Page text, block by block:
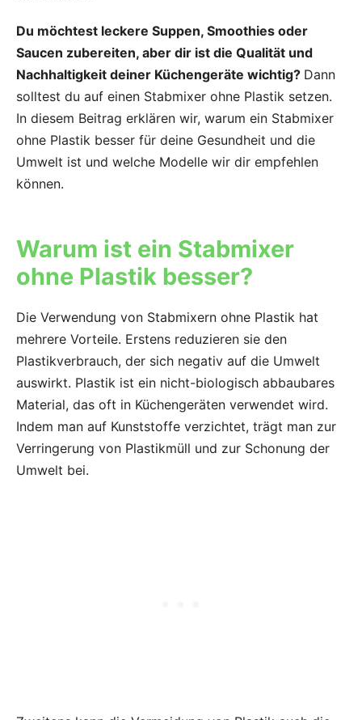
Du möchtest leckere Suppen, Smoothies oder
Saucen zubereiten, aber dir ist die Qualität und
Nachhaltigkeit deiner Küchengeräte wichtig? Dann
solltest du auf einen Stabmixer ohne Plastik setzen.
In diesem Beitrag erklären wir, warum ein Stabmixer
ohne Plastik besser für deine Gesundheit und die
Umwelt ist und welche Modelle wir dir empfehlen
können.
Warum ist ein Stabmixer
ohne Plastik besser?
Die Verwendung von Stabmixern ohne Plastik hat
mehrere Vorteile. Erstens reduzieren sie den
Plastikverbrauch, der sich negativ auf die Umwelt
auswirkt. Plastik ist ein nicht-biologisch abbaubares
Material, das oft in Küchengeräten verwendet wird.
Indem man auf Kunststoffe verzichtet, trägt man zur
Verringerung von Plastikmüll und zur Schonung der
Umwelt bei.